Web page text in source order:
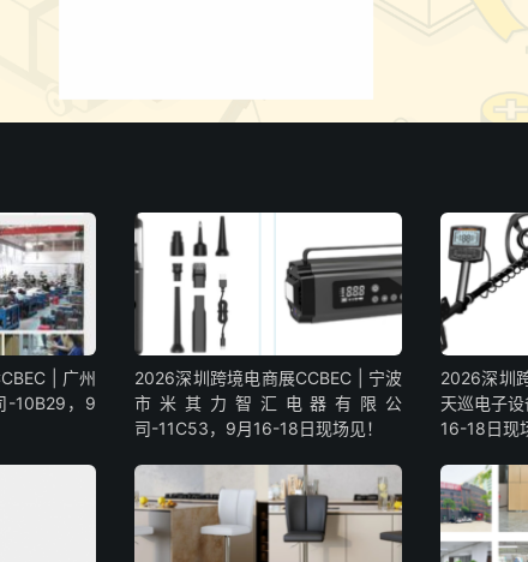
| 广州
-10B29，9
2026深圳跨境电商展CCBEC | 宁波
市米其力智汇电器有限公
司-11C53，9月16-18日现场见！
2026深圳
天巡电子
16-18日现